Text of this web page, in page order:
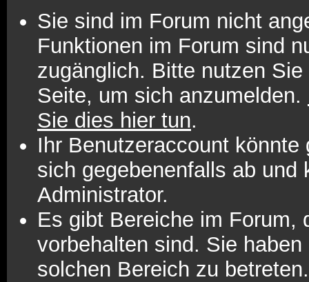
Sie sind im Forum nicht
Funktionen im Forum sind
zugänglich. Bitte nutzen
Seite, um sich anzumelden.
Sie dies hier tun.
Ihr Benutzeraccount
sich gegebenenfalls ab und
Administrator.
Es gibt Bereiche im Forum,
vorbehalten sind. Sie
solchen Bereich zu betreten.